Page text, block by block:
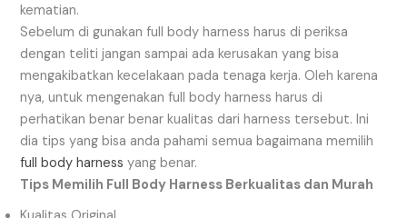
kematian.
Sebelum di gunakan full body harness harus di periksa
dengan teliti jangan sampai ada kerusakan yang bisa
mengakibatkan kecelakaan pada tenaga kerja. Oleh karena
nya, untuk mengenakan full body harness harus di
perhatikan benar benar kualitas dari harness tersebut. Ini
dia tips yang bisa anda pahami semua bagaimana memilih
full body harness yang benar.
Tips Memilih Full Body Harness Berkualitas dan Murah